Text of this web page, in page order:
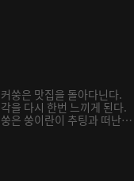
쑹은 맛집을 돌아다닌다.
을 다시 한번 느끼게 된다.
은 쑹이란이 추팅과 떠난